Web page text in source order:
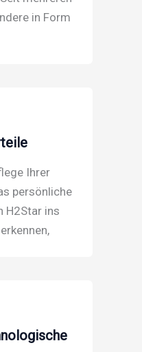
in Form
Ihrer
persönliche
H2Star ins